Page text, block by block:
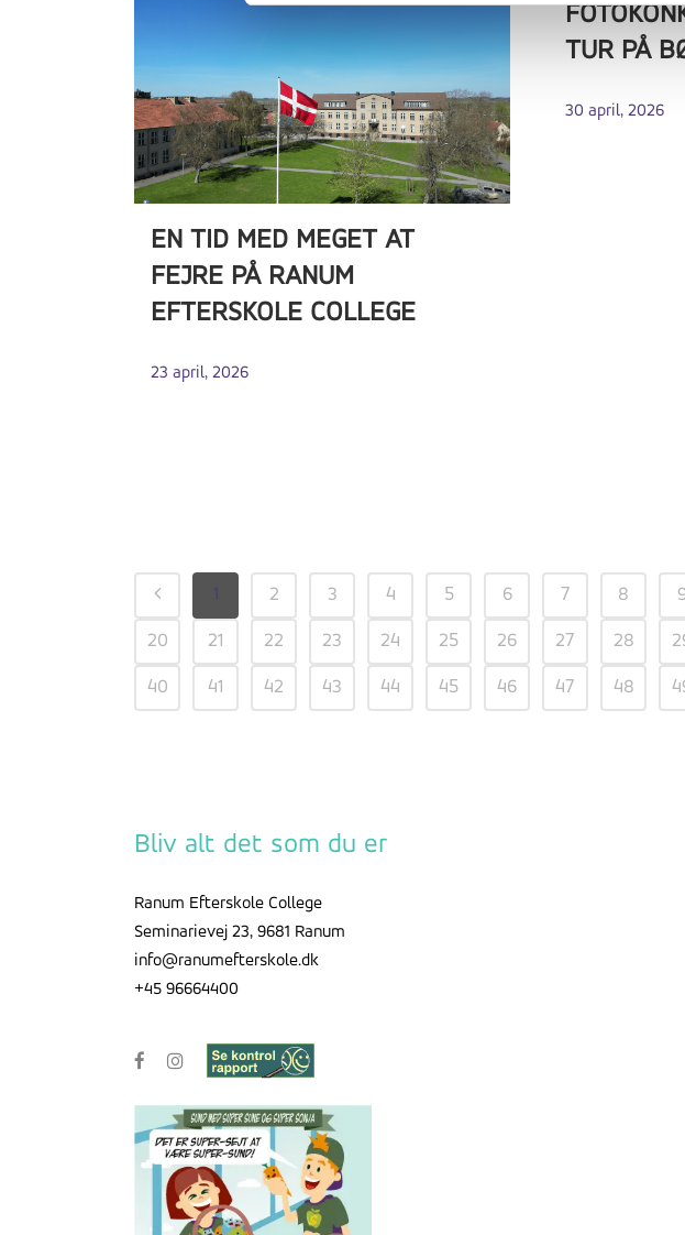
TUR PÅ
30 april, 2026
EN TID MED MEGET AT
FEJRE PÅ RANUM
EFTERSKOLE COLLEGE
23 april, 2026
1 2 3 4 5 6 7 8
20 21 22 23 24 25 26 27 28
40 41 42 43 44 45 46 47 48
Bliv alt det som du er
Ranum Efterskole College
Seminarievej 23, 9681 Ranum
info@ranumefterskole.dk
+45 96664400